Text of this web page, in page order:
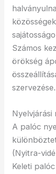
Számos
örökség
szervezése.
Nyelvjárási
A palóc
(Nyitra-
Keleti